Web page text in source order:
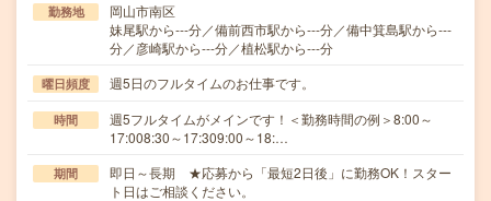
勤務地
岡山市南区
妹尾駅から---分／備前西市駅から---分／備中箕島駅から---
分／彦崎駅から---分／植松駅から---分
曜日頻度 週5日のフルタイムのお仕事です。
時間
週5フルタイムがメインです！＜勤務時間の例＞8:00～
17:008:30～17:309:00～18:…
期間
即日～長期 ★応募から「最短2日後」に勤務OK！スター
ト日はご相談ください。